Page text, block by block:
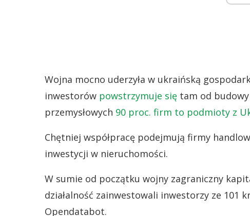
Wojna mocno uderzyła w ukraińską
inwestorów powstrzymuje się tam od
przemysłowych 90 proc. firm to podmioty z
Chętniej współpracę podejmują firmy
inwestycji w nieruchomości.
W sumie od początku wojny zagraniczny
działalność zainwestowali inwestorzy ze 101
Opendatabot.